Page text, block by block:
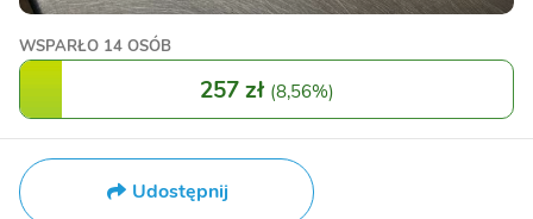
WSPARŁO 14 OSÓB
257 zł (8,56%)
Udostępnij